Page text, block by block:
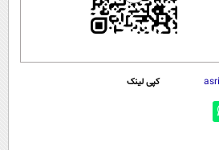
کپی لینک